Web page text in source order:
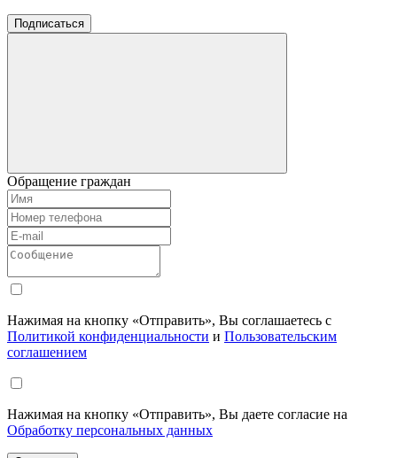
Подписаться
Обращение граждан
Нажимая на кнопку «Отправить», Вы соглашаетесь с
Политикой конфиденциальности и Пользовательским
соглашением
Нажимая на кнопку «Отправить», Вы даете согласие на
Обработку персональных данных